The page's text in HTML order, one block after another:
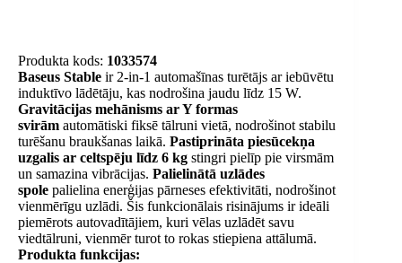
Produkta kods: 1033574
Baseus Stable ir 2-in-1 automašīnas turētājs ar iebūvētu
induktīvo lādētāju, kas nodrošina jaudu līdz 15 W.
Gravitācijas mehānisms ar Y formas
svirām automātiski fiksē tālruni vietā, nodrošinot stabilu
turēšanu braukšanas laikā. Pastiprināta piesūcekņa
uzgalis ar celtspēju līdz 6 kg stingri pielīp pie virsmām
un samazina vibrācijas. Palielinātā uzlādes
spole palielina enerģijas pārneses efektivitāti, nodrošinot
vienmērīgu uzlādi. Šis funkcionālais risinājums ir ideāli
piemērots autovadītājiem, kuri vēlas uzlādēt savu
viedtālruni, vienmēr turot to rokas stiepiena attālumā.
Produkta funkcijas: